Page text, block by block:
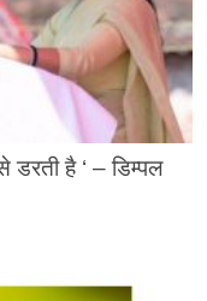
डरती है ‘ – डिम्पल